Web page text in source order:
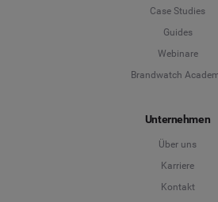
Case Studies
Guides
Webinare
Brandwatch
Unternehmen
Über uns
Karriere
Kontakt